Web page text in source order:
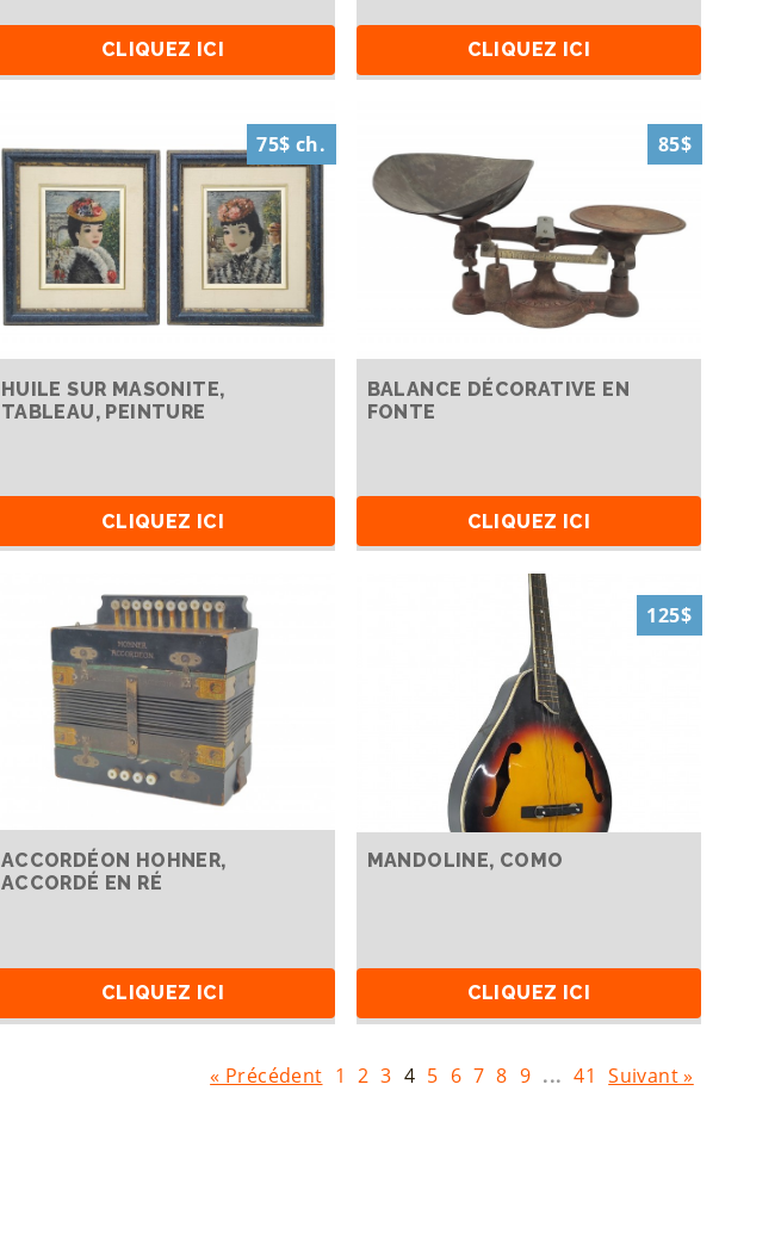
CLIQUEZ ICI CLIQUEZ ICI
75$ ch.
HUILE SUR MASONITE,
TABLEAU, PEINTURE
CLIQUEZ ICI
85$
BALANCE DÉCORATIVE EN
FONTE
CLIQUEZ ICI
ACCORDÉON HOHNER,
ACCORDÉ EN RÉ
CLIQUEZ ICI
125$
MANDOLINE, COMO
CLIQUEZ ICI
« Précédent 1 2 3 4 5 6 7 8 9 ... 41 Suivant »